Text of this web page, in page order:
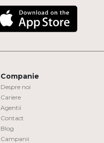
Companie
Despre noi
Cariere
Agentii
Contact
Blog
Campanii